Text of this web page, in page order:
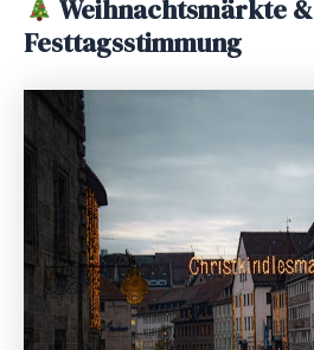
Weihnachtsmärkte &
Festtagsstimmung